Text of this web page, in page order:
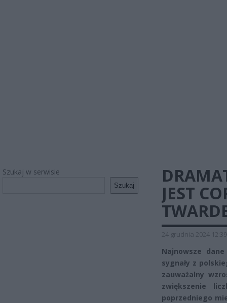
Szukaj w serwisie
Szukaj
JEST
24 grudnia 2024 12:39
Najnowsze
sygnały z
zauważalny
zwiększenie
poprzedniego